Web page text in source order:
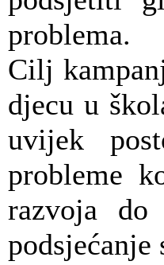
problema.
Cilj
djecu u
uvijek
probleme
razvoja
podsjećanje